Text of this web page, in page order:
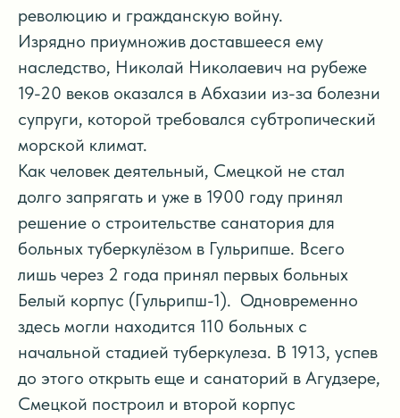
революцию и гражданскую войну.
Изрядно приумножив доставшееся ему
наследство, Николай Николаевич на рубеже
19-20 веков оказался в Абхазии из-за болезни
супруги, которой требовался субтропический
морской климат.
Как человек деятельный, Смецкой не стал
долго запрягать и уже в 1900 году принял
решение о строительстве санатория для
больных туберкулёзом в Гульрипше. Всего
лишь через 2 года принял первых больных
Белый корпус (Гульрипш-1). Одновременно
здесь могли находится 110 больных с
начальной стадией туберкулеза. В 1913, успев
до этого открыть еще и санаторий в Агудзере,
Смецкой построил и второй корпус